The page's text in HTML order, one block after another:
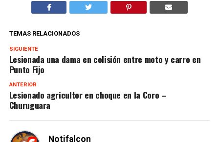
TEMAS RELACIONADOS
SIGUIENTE
Lesionada una dama en colisión entre moto y carro en
Punto Fijo
ANTERIOR
Lesionado agricultor en choque en la Coro –
Churuguara
Notifalcon